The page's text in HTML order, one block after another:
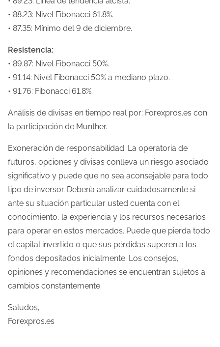
• 88.23: Nivel Fibonacci 61.8%.
• 87.35: Mínimo del 9 de diciembre.
Resistencia:
• 89.87: Nivel Fibonacci 50%.
• 91.14: Nivel Fibonacci 50% a mediano plazo.
• 91.76: Fibonacci 61.8%.
Análisis de divisas en tiempo real por: Forexpros.es con
la participación de Munther.
Exoneración de responsabilidad: La operatoria de
futuros, opciones y divisas conlleva un riesgo asociado
significativo y puede que no sea aconsejable para todo
tipo de inversor. Debería analizar cuidadosamente si
ante su situación particular usted cuenta con el
conocimiento, la experiencia y los recursos necesarios
para operar en estos mercados. Puede que pierda todo
el capital invertido o que sus pérdidas superen a los
fondos depositados inicialmente. Los consejos,
opiniones y recomendaciones se encuentran sujetos a
cambios constantemente.
Saludos,
Forexpros.es